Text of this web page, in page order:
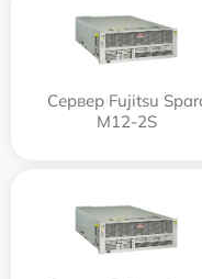
Сервер Fujitsu
M12-2S